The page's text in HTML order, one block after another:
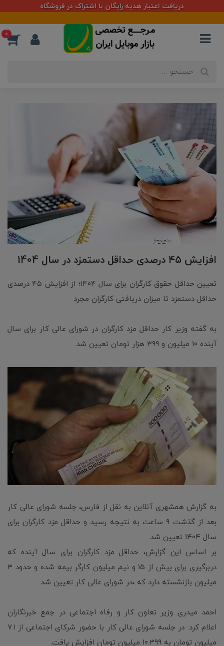
دریافت اعتبار هدیه رایگان با اشتراک در فروشگاه
0
افزایش ۴۵ درصدی حداقل دستمزد در سال 1404
تعیین حداقل حقوق کارگران برای سال ۱۴۰۴؛ از افزایش ۴۵ درصدی
حداقل دستمزد تا میزان دریافتی کارگران مجرد
به گفته وزیر کار حداقل مزد کارگران در شورای عالی کار برای سال
آینده ۱۰ میلیون و ۳۹۹ هزار تومان تعیین شد.
به گزارش همشهری آنلاین به نقل از فارس، جلسه شورای عالی کار
بعد از گذشت ۹ ساعت به نتیجه رسید و حداقل مزد کارگران برای
سال ۱۴۰۴ تعیین شد.
بر اساس این گزارش، حداقل مزد کارگران برای سال آینده که
دربرگیری برای بیش از ۱۵ و نیم میلیون کارگر بیمه شده و حدود ۳
میلیون بازنشسته دارد که ،در شورای عالی کار تعیین شد.
احمد میدری وزیر تعاون کار و رفاه اجتماعی در جمع خبرنگاران
اعلام کرد: در جلسه شورای عالی کار با حضور شرکای اجتماعی از ۷.۱
میلیون تومان به ۱۰.۳۹۹ میلیون تومان افزایش یافت.